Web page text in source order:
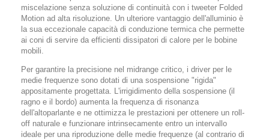
miscelazione senza soluzione di continuità con i tweeter Folded
Motion ad alta risoluzione. Un ulteriore vantaggio dell'alluminio è
la sua eccezionale capacità di conduzione termica che permette
ai coni di servire da efficienti dissipatori di calore per le bobine
mobili.
Per garantire la precisione nel midrange critico, i driver per le
medie frequenze sono dotati di una sospensione "rigida"
appositamente progettata. L'irrigidimento della sospensione (il
ragno e il bordo) aumenta la frequenza di risonanza
dell'altoparlante e ne ottimizza le prestazioni per ottenere un roll-
off naturale e funzionare intrinsecamente entro un intervallo
ideale per una riproduzione delle medie frequenze (al contrario di